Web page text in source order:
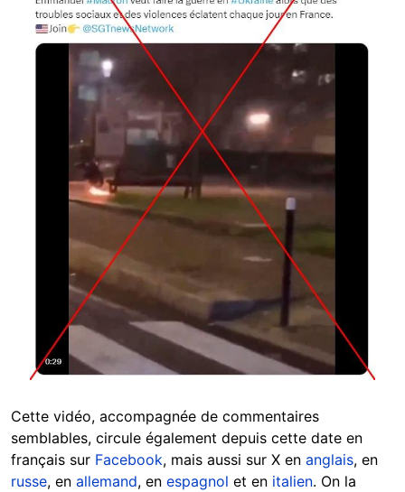
Cette vidéo, accompagnée de commentaires
semblables, circule également depuis cette date en
français sur Facebook, mais aussi sur X en anglais, en
russe, en allemand, en espagnol et en italien. On la